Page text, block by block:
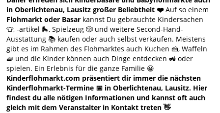
in Oberlichtenau, Lausitz großer Beliebtheit ❤️Auf so einem
Flohmarkt oder Basar kannst Du gebrauchte Kindersachen
👕, -artikel 🛼, Spielzeug 🎲 und weitere Second-Hand-
Ausstattung 📚 kaufen oder auch selbst verkaufen. Meistens
gibt es im Rahmen des Flohmarktes auch Kuchen 🍰, Waffeln
🧇 und die Kinder können auch Dinge entdecken 🚜 oder
spielen. Ein Erlebnis für die ganze Familie 😀
Kinderflohmarkt.com präsentiert dir immer die nächsten
Kinderflohmarkt-Termine 📅 in Oberlichtenau, Lausitz. Hier
findest du alle nötigen Informationen und kannst oft auch
gleich mit dem Veranstalter in Kontakt treten 👋